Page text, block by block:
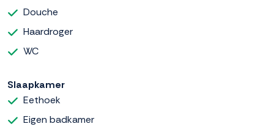
Douche
Haardroger
WC
Slaapkamer
Eethoek
Eigen badkamer